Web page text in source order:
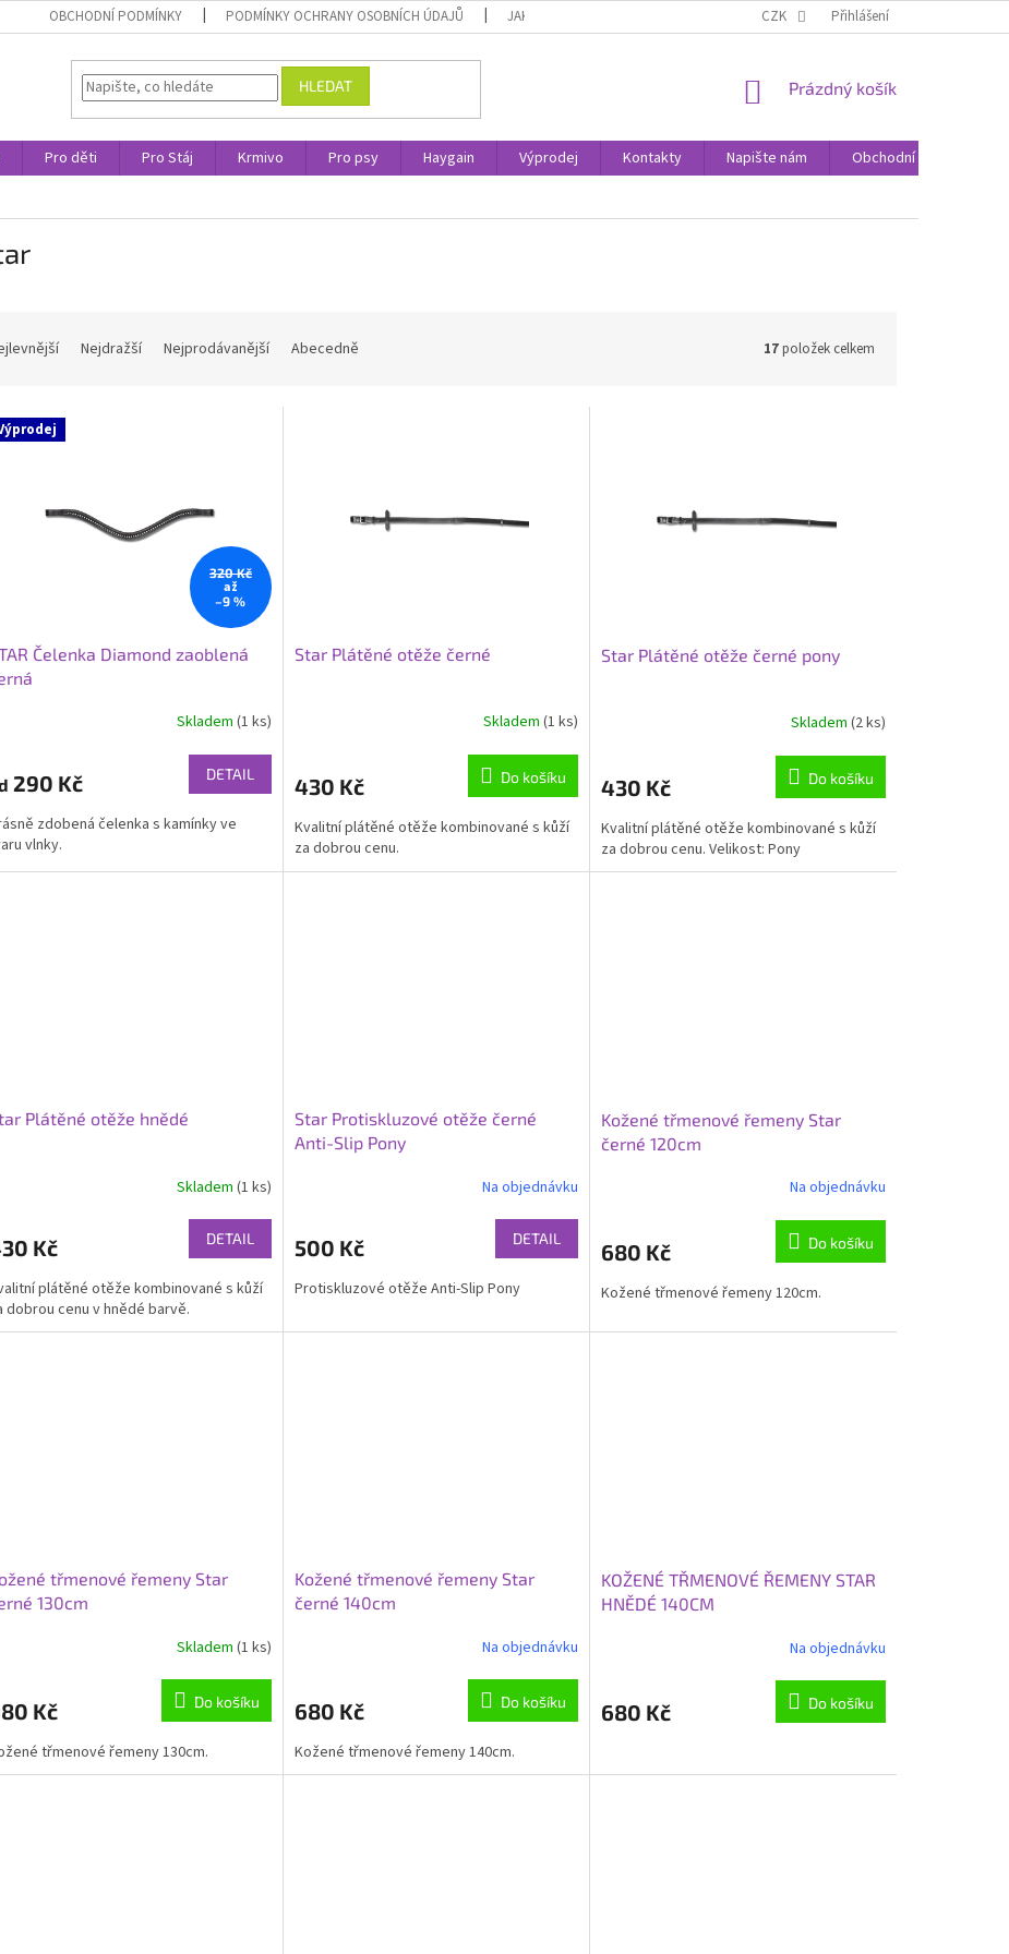
OBCHODNÍ PODMÍNKY PODMÍNKY OCHRANY OSOBNÍCH ÚDAJŮ JAK NAKUPOVAT CZK Přihlášení
HLEDAT
NÁKUPNÍ
Prázdný košík
Pro děti Pro Stáj Krmivo Pro psy Haygain Výprodej Kontakty Napište nám
Obchodní podmínky
Nejdražší Nejprodávanější Abecedně 17položek celkem
320 Kč
až
–9 %
Čelenka Diamond zaoblená
Skladem (1 ks)
290 Kč DETAIL
zdobená čelenka s kamínky ve
vlnky.
Star Plátěné otěže černé
Skladem (1 ks)
430 Kč Do košíku
Kvalitní plátěné otěže kombinované s kůží
za dobrou cenu.
Star Plátěné otěže černé pony
Skladem (2 ks)
430 Kč Do košíku
Kvalitní plátěné otěže kombinované s kůží
za dobrou cenu. Velikost: Pony
Plátěné otěže hnědé
Skladem (1 ks)
Kč DETAIL
plátěné otěže kombinované s kůží
dobrou cenu v hnědé barvě.
Star Protiskluzové otěže černé
Anti-Slip Pony
Na objednávku
500 Kč DETAIL
Protiskluzové otěže Anti-Slip Pony
Kožené třmenové řemeny Star
černé 120cm
Na objednávku
680 Kč Do košíku
Kožené třmenové řemeny 120cm.
třmenové řemeny Star
130cm
Skladem (1 ks)
Kč Do košíku
třmenové řemeny 130cm.
Kožené třmenové řemeny Star
černé 140cm
Na objednávku
680 Kč Do košíku
Kožené třmenové řemeny 140cm.
KOŽENÉ TŘMENOVÉ ŘEMENY STAR
HNĚDÉ 140CM
Na objednávku
680 Kč Do košíku